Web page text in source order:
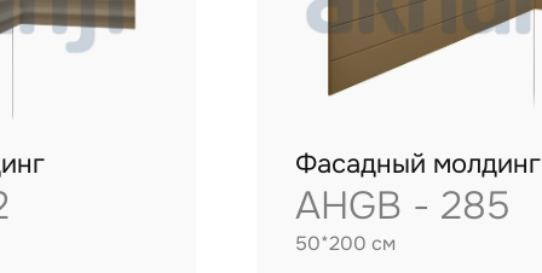
Фасадный молдинг
AHGB - 285
50*200 см